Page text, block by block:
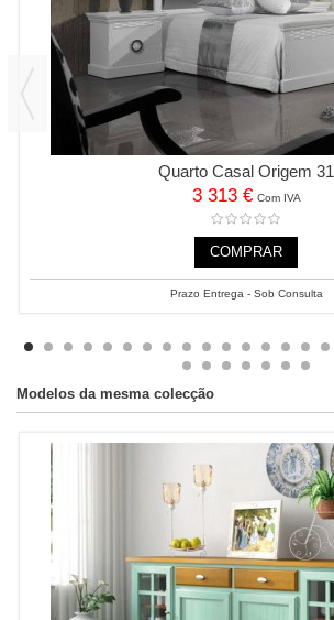
Quarto Casal Origem 31
3 313 € Com IVA
COMPRAR
Prazo Entrega - Sob Consulta
Modelos da mesma colecção